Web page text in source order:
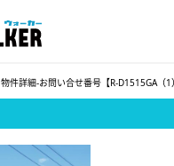
物件詳細-お問い合せ番号【R-D1515GA（1